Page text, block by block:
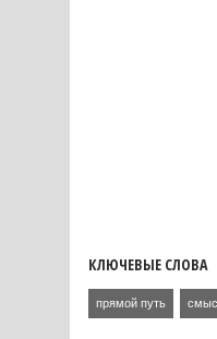
КЛЮЧЕВЫЕ СЛОВА
прямой путь